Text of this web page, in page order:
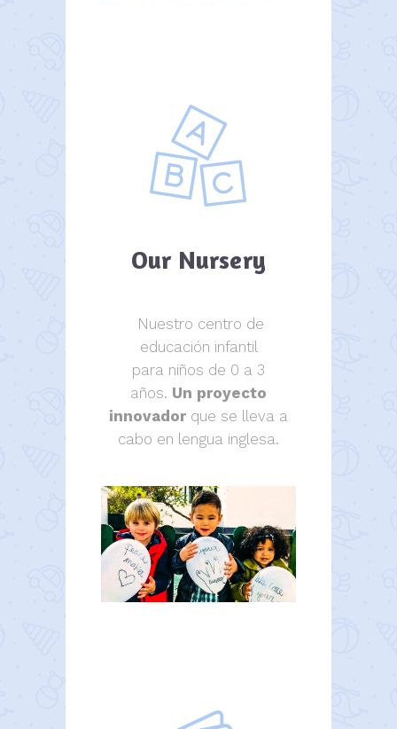
Our Nursery
Nuestro centro de
educación infantil
para niños de 0 a 3
años. Un proyecto
innovador que se lleva a
cabo en lengua inglesa.